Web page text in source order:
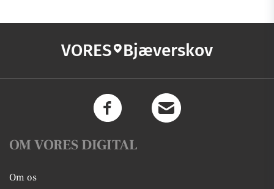
VORES Bjæverskov
OM VORES DIGITAL
Om os